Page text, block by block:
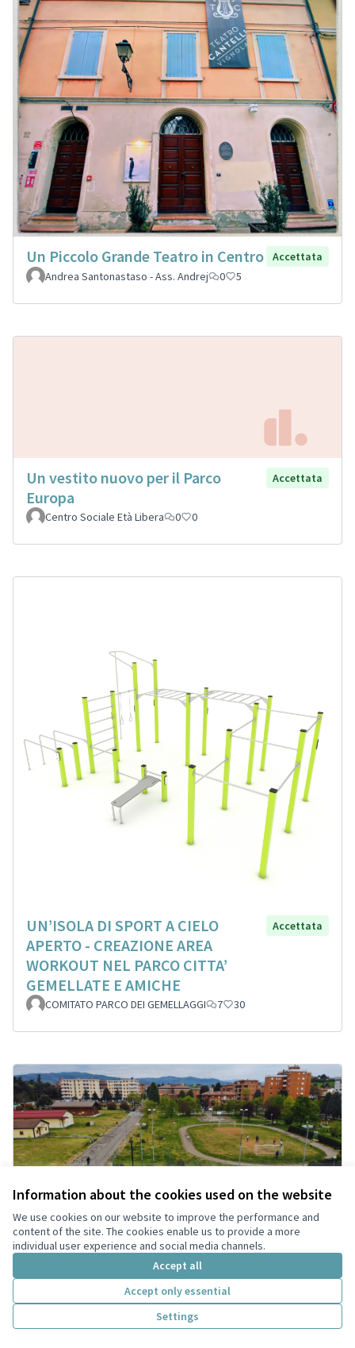
Information about the cookies used on the website
We use cookies on our website to improve the performance and
content of the site. The cookies enable us to provide a more
individual user experience and social media channels.
Accept all
Accept only essential
Settings
Un Piccolo Grande Teatro in Centro
Accettata
Andrea Santonastaso - Ass. Andrej
0 5
Un vestito nuovo per il Parco
Europa
Accettata
Centro Sociale Età Libera 0 0
UN’ISOLA DI SPORT A CIELO
APERTO - CREAZIONE AREA
WORKOUT NEL PARCO CITTA’
GEMELLATE E AMICHE
Accettata
COMITATO PARCO DEI GEMELLAGGI 7 30
Urban Plaza - Piazza della Cultura
Skatepark Vignola 7 24